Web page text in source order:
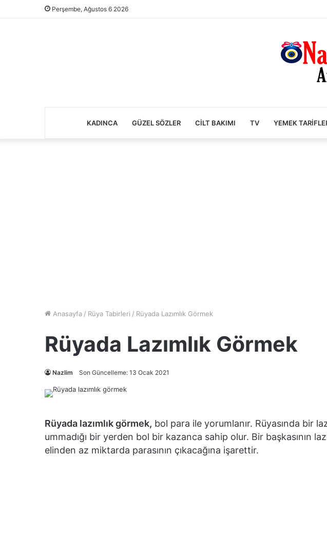
Perşembe, Ağustos 6 2026
KADINCA GÜZEL SÖZLER CILT BAKIMI TV YEMEK
Anasayfa / Rüya Tabirleri / Rüyada Lazımlık Görmek
Rüyada Lazımlık Görmek
Nazlim Son Güncelleme: 13 Ocak 2021
Rüyada lazımlık görmek, bol para ile yorumlanır. Rüyasında bir
ummadığı bir yerden bol bir kazanca sahip olur. Bir başkasının
elinden az miktarda parasının çıkacağına işarettir.